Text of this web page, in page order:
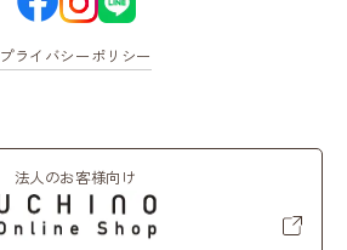
プライバシーポリシー
法人のお客様向け